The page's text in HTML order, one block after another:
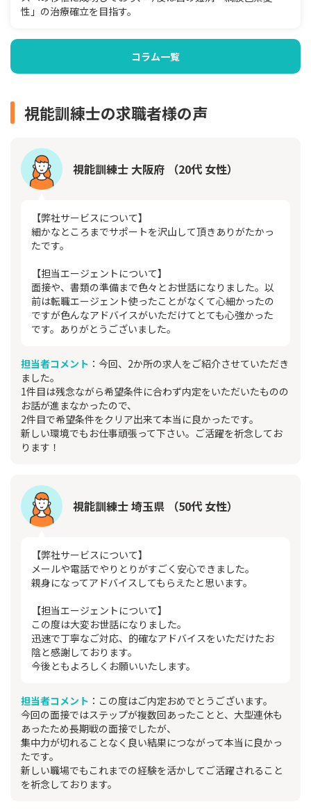
性」の治療確立を目指す。
コラム一覧
視能訓練士の求職者様の声
視能訓練士 大阪府 （20代 女性）
【弊社サービスについて】
細かなところまでサポートを沢山して頂きありがたかっ
たです。
【担当エージェントについて】
面接や、書類の準備まで色々とお世話になりました。以
前は転職エージェント使ったことがなくて心細かったの
ですが色んなアドバイスがいただけてとても心強かった
です。ありがとうございました。
担当者コメント ：今回、2か所の求人をご紹介させていただき
ました。
1件目は残念ながら希望条件に合わず内定をいただいたものの
お話が進まなかったので、
2件目で希望条件をクリア出来て本当に良かったです。
新しい環境でもお仕事頑張って下さい。ご活躍を祈念してお
ります！
視能訓練士 埼玉県 （50代 女性）
【弊社サービスについて】
メールや電話でやりとりがすごく安心できました。
親身になってアドバイスしてもらえたと思います。
【担当エージェントについて】
この度は大変お世話になりました。
迅速で丁寧なご対応、的確なアドバイスをいただけたお
陰と感謝しております。
今後ともよろしくお願いいたします。
担当者コメント ：この度はご内定おめでとうございます。
今回の面接ではステップが複数回あったことと、大型連休も
あったため長期戦の面接でしたが、
集中力が切れることなく良い結果につながって本当に良かっ
たです。
新しい職場でもこれまでの経験を活かしてご活躍されること
を祈念しております。